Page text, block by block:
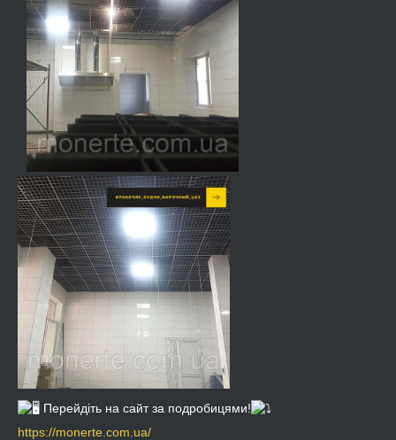
Перейдіть на сайт за подробицями!
https://monerte.com.ua/